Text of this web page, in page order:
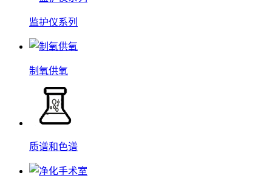
监护仪系列
制氧供氧
质谱和色谱